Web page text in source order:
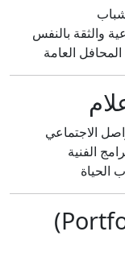
والثقة بالنفس
العامة
الاجتماعي
الفنية
الحياة